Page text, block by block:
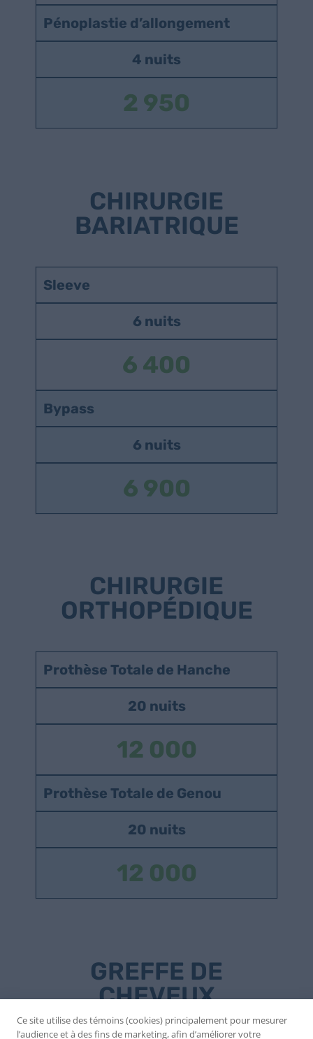
Pénoplastie d’allongement
4 nuits
2 950
CHIRURGIE
BARIATRIQUE
Sleeve
6 nuits
6 400
Bypass
6 nuits
6 900
CHIRURGIE
ORTHOPÉDIQUE
Prothèse Totale de Hanche
20 nuits
12 000
Prothèse Totale de Genou
20 nuits
12 000
GREFFE DE
CHEVEUX
Ce site utilise des témoins (cookies) principalement pour mesurer
l’audience et à des fins de marketing, afin d’améliorer votre